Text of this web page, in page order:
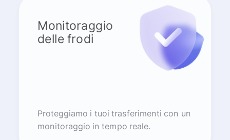
Monitoraggio
delle frodi
Proteggiamo i tuoi trasferimenti con un
monitoraggio in tempo reale.